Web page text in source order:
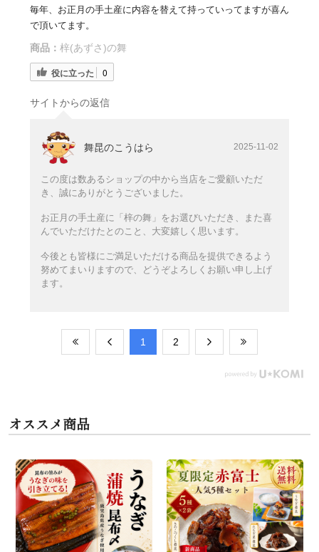
毎年、お正月の手土産に内容を替えて持っていってますが喜ん
で頂いてます。
商品： 梓(あずさ)の舞
役に立った 0
サイトからの返信
舞昆のこうはら 2025-11-02
この度は数あるショップの中から当店をご愛顧いただ
き、誠にありがとうございました。
お正月の手土産に「梓の舞」をお選びいただき、また喜
んでいただけたとのこと、大変嬉しく思います。
今後とも皆様にご満足いただける商品を提供できるよう
努めてまいりますので、どうぞよろしくお願い申し上げ
ます。
​1 ​2
オススメ商品